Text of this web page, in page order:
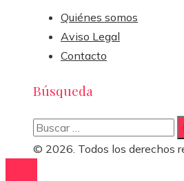
Quiénes somos
Aviso Legal
Contacto
Búsqueda
Buscar:
© 2026. Todos los derechos